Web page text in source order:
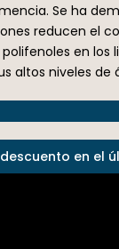
Se ha
reducen el
en los
altos niveles de
descuento en